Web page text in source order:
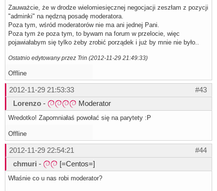
Zauważcie, że w drodze wielomiesięcznej negocjacji zeszłam z pozycji
"adminki" na nędzną posadę moderatora.
Poza tym, wśród moderatorów nie ma ani jednej Pani.
Poza tym że poza tym, to bywam na forum w przelocie, więc
pojawiałabym się tylko żeby zrobić porządek i już by mnie nie było..
Ostatnio edytowany przez Trin (2012-11-29 21:49:33)
Offline
#43
2012-11-29 21:53:33
Lorenzo - Moderator
Wredotko! Zapomniałaś powołać się na parytety :P
Offline
#44
2012-11-29 22:54:21
chmuri - [=Centos=]
Właśnie co u nas robi moderator?